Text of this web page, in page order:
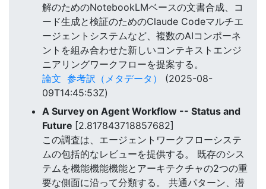
解のためのNotebookLMベースの文書合成、コ
ード生成と検証のためのClaude Codeマルチエ
ージェントシステムなど、複数のAIコンポーネ
ントを組み合わせた新しいコンテキストエンジ
ニアリングワークフローを提案する。
論文 参考訳（メタデータ）
(2025-08-
09T14:45:53Z)
A Survey on Agent Workflow -- Status and
Future [2.817843718857682]
この調査は、エージェントワークフローシステ
ムの包括的なレビューを提供する。 既存のシス
テムを機能機能機能とアーキテクチャの2つの重
要な側面に沿って分類する。 共通パターン、潜